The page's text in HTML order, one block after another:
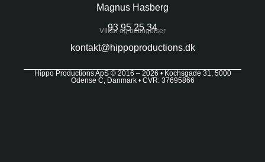
Magnus Hasberg
93 95 25 34
kontakt@hippoproductions.dk
Hippo Productions ApS © 2016 – 2026 • Kochsgade 31, 5000
Odense C, Danmark • CVR: 37695866
VIlkår og betingelser